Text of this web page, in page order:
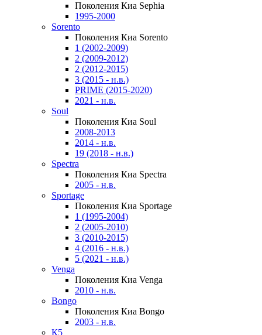
Поколения Киа Sephia
1995-2000
Sorento
Поколения Киа Sorento
1 (2002-2009)
2 (2009-2012)
2 (2012-2015)
3 (2015 - н.в.)
PRIME (2015-2020)
2021 - н.в.
Soul
Поколения Киа Soul
2008-2013
2014 - н.в.
19 (2018 - н.в.)
Spectra
Поколения Киа Spectra
2005 - н.в.
Sportage
Поколения Киа Sportage
1 (1995-2004)
2 (2005-2010)
3 (2010-2015)
4 (2016 - н.в.)
5 (2021 - н.в.)
Venga
Поколения Киа Venga
2010 - н.в.
Bongo
Поколения Киа Bongo
2003 - н.в.
К5